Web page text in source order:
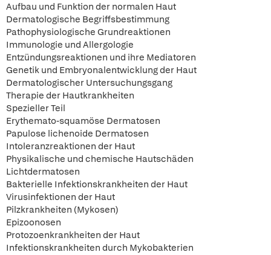
Aufbau und Funktion der normalen Haut
Dermatologische Begriffsbestimmung
Pathophysiologische Grundreaktionen
Immunologie und Allergologie
Entzündungsreaktionen und ihre Mediatoren
Genetik und Embryonalentwicklung der Haut
Dermatologischer Untersuchungsgang
Therapie der Hautkrankheiten
Spezieller Teil
Erythemato-squamöse Dermatosen
Papulose lichenoide Dermatosen
Intoleranzreaktionen der Haut
Physikalische und chemische Hautschäden
Lichtdermatosen
Bakterielle Infektionskrankheiten der Haut
Virusinfektionen der Haut
Pilzkrankheiten (Mykosen)
Epizoonosen
Protozoenkrankheiten der Haut
Infektionskrankheiten durch Mykobakterien